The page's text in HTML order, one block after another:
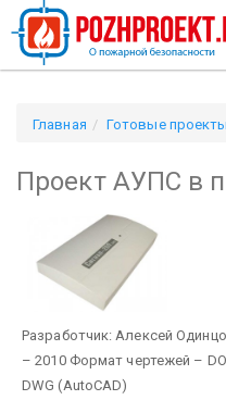
Главная Готовые
Проект АУПС в
Разработчик: Алексей
– 2010Формат чертежей –
DWG (AutoCAD)